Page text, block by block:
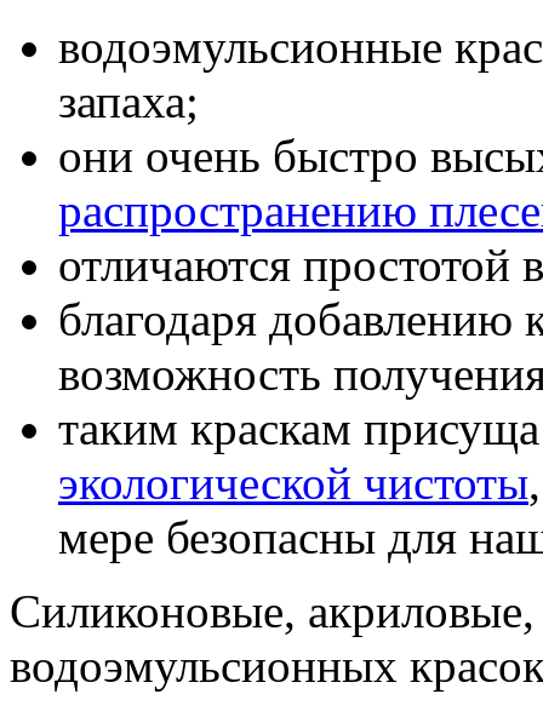
водоэмульсионные
запаха;
они очень быстро
распространению
отличаются простотой
благодаря добавлению
возможность
таким краскам
экологической чистоты
мере безопасны для
Силиконовые,
водоэмульсионных